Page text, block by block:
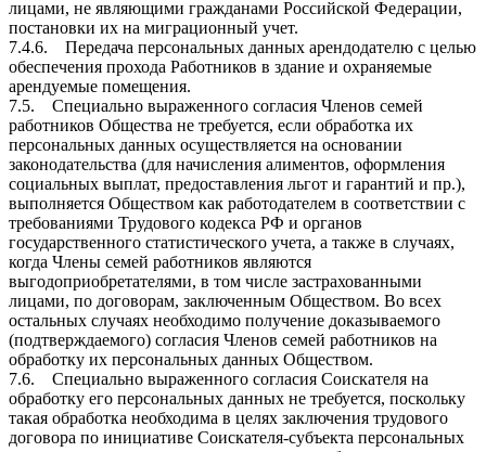
лицами, не являющими гражданами Российской Федерации,
постановки их на миграционный учет.
7.4.6. Передача персональных данных арендодателю с целью
обеспечения прохода Работников в здание и охраняемые
арендуемые помещения.
7.5. Специально выраженного согласия Членов семей
работников Общества не требуется, если обработка их
персональных данных осуществляется на основании
законодательства (для начисления алиментов, оформления
социальных выплат, предоставления льгот и гарантий и пр.),
выполняется Обществом как работодателем в соответствии с
требованиями Трудового кодекса РФ и органов
государственного статистического учета, а также в случаях,
когда Члены семей работников являются
выгодоприобретателями, в том числе застрахованными
лицами, по договорам, заключенным Обществом. Во всех
остальных случаях необходимо получение доказываемого
(подтверждаемого) согласия Членов семей работников на
обработку их персональных данных Обществом.
7.6. Специально выраженного согласия Соискателя на
обработку его персональных данных не требуется, поскольку
такая обработка необходима в целях заключения трудового
договора по инициативе Соискателя-субъекта персональных